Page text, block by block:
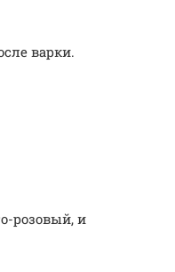
варки.
розовый, и